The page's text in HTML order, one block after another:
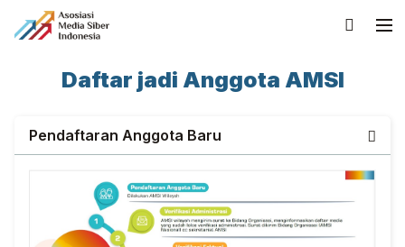
Daftar jadi Anggota AMSI
Pendaftaran Anggota Baru